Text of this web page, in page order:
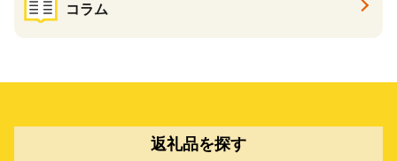
コラム
返礼品を探す